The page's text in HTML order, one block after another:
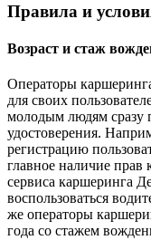
Правила и
Возраст и стаж
Операторы
для своих
молодым людям сразу
удостоверения.
регистрацию
главное наличие прав
сервиса каршеринга
воспользоваться
же операторы
года со стажем